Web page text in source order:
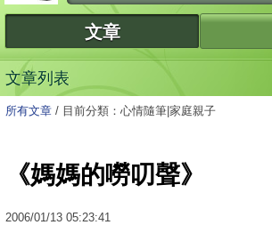
文章
文章列表
所有文章 / 目前分類：心情隨筆|家庭親子
《媽媽的嘮叨聲》
2006/01/13 05:23:41